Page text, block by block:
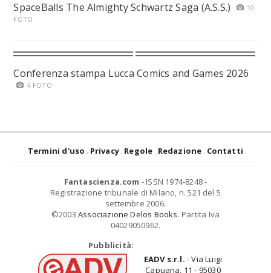
SpaceBalls The Almighty Schwartz Saga (A.S.S.)
10
FOTO
Conferenza stampa Lucca Comics and Games 2026
4 FOTO
Termini d'uso Privacy Regole Redazione Contatti
Fantascienza.com - ISSN 1974-8248 -
Registrazione tribunale di Milano, n. 521 del 5
settembre 2006.
©2003 Associazione Delos Books. Partita Iva
04029050962.
Pubblicità:
EADV s.r.l. - Via Luigi
Capuana, 11 - 95030